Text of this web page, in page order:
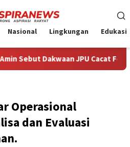
Nasional Lingkungan Edukasi
JPU Cacat Formil dan
Operasional
dan Evaluasi